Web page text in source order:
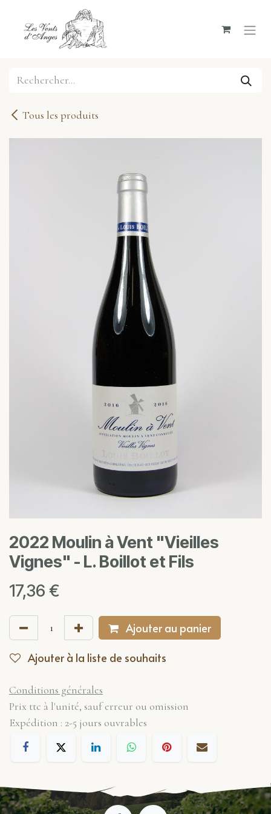
Se rendre au contenu
Tous les produits
2022 Moulin à Vent "Vieilles
Vignes" - L. Boillot et Fils
17,36 €
Ajouter au panier
Ajouter à la liste de souhaits
Conditions générales
Prix ttc à l'unité, sauf erreur ou omission
Expédition : 2-5 jours ouvrables